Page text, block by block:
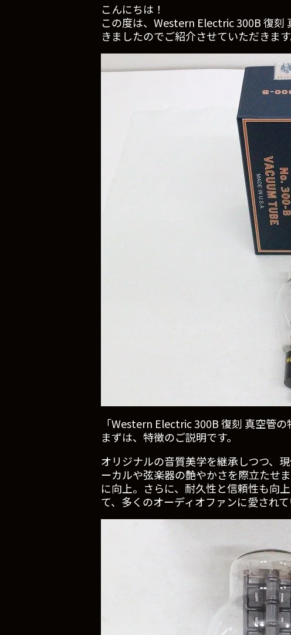
こんにちは！
この度は、Western Electric 300B 復刻
きましたのでご紹介させていただきます
「Western Electric 300B 復刻 真空管の
まずは、特徴のご説明です。
オリジナルの音質美学を継承しつつ、
ーカルや弦楽器の艶やかさを際立たせ
に向上。さらに、耐久性と信頼性も向
て、多くのオーディオファンに愛されて